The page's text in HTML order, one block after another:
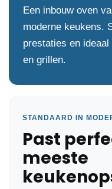
Een inbouw oven
moderne keukens.
prestaties en
en grillen.
STANDAARD IN
Past
meeste